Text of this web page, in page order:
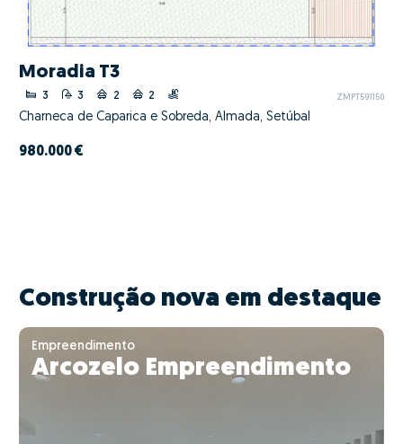
Moradia T3
3 3 2 2 ZMPT591150
Charneca de Caparica e Sobreda, Almada, Setúbal
980.000 €
Construção nova em destaque
Empreendimento
Arcozelo Empreendimento